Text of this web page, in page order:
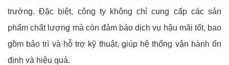
trường. Đặc biệt, công ty không chỉ cung cấp các sản
phẩm chất lượng mà còn đảm bảo dịch vụ hậu mãi tốt, bao
gồm bảo trì và hỗ trợ kỹ thuật, giúp hệ thống vận hành ổn
định và hiệu quả.